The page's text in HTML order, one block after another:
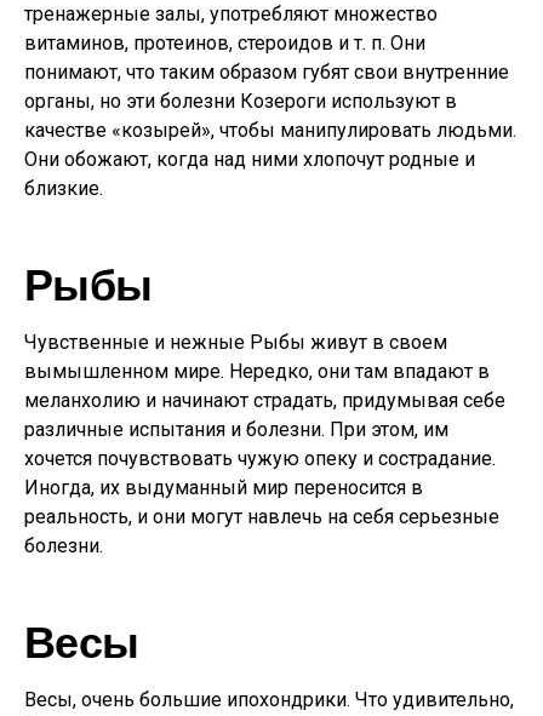
тренажерные залы, употребляют множество
витаминов, протеинов, стероидов и т. п. Они
понимают, что таким образом губят свои внутренние
органы, но эти болезни Козероги используют в
качестве «козырей», чтобы манипулировать людьми.
Они обожают, когда над ними хлопочут родные и
близкие.
Рыбы
Чувственные и нежные Рыбы живут в своем
вымышленном мире. Нередко, они там впадают в
меланхолию и начинают страдать, придумывая себе
различные испытания и болезни. При этом, им
хочется почувствовать чужую опеку и сострадание.
Иногда, их выдуманный мир переносится в
реальность, и они могут навлечь на себя серьезные
болезни.
Весы
Весы, очень большие ипохондрики. Что удивительно,